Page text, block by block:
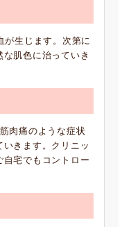
が生じます。次第に
肌色に治っていき
肉痛のような症状
きます。クリニッ
自宅でもコントロー